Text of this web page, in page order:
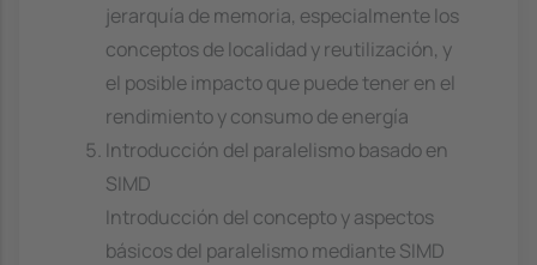
jerarquía de memoria, especialmente los
conceptos de localidad y reutilización, y
el posible impacto que puede tener en el
rendimiento y consumo de energía
Introducción del paralelismo basado en
SIMD
Introducción del concepto y aspectos
básicos del paralelismo mediante SIMD